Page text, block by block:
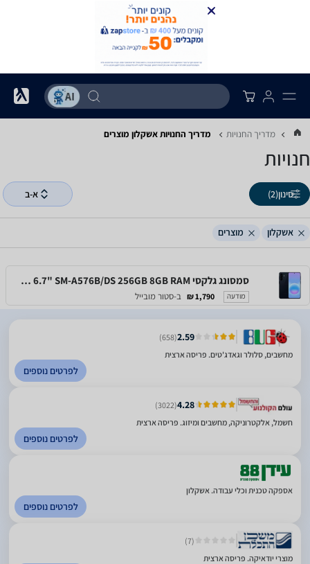
מדריך החנויות מדריך החנויות ‏אשקלון ‏מוצרים
חנויות
סינון(2) א-ב
אשקלון מוצרים
סמסונג גלקסי Samsung Galaxy A57 5G 6.7" SM-A576B/DS 256GB 8GB RAM
מודעה 1,790 ₪ ב-סטור מובייל
2.59
(658)
מחשבים, סלולר וגאדג'טים. פריסה ארצית
לפרטים נוספים
4.28
(3022)
חשמל, אלקטרוניקה, מחשבים ומיזוג. פריסה ארצית
לפרטים נוספים
אספקה טכנית וכלי עבודה. אשקלון
לפרטים נוספים
(7)
מוצרי יודאיקה. פריסה ארצית